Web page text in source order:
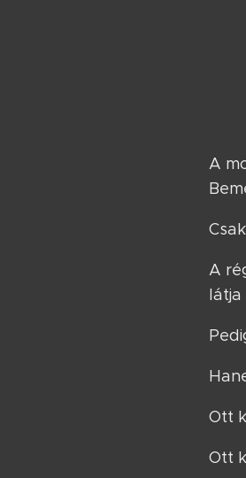
A
A
látja
Ott
Ott